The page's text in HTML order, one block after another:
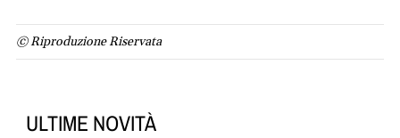
© Riproduzione Riservata
ULTIME NOVITÀ